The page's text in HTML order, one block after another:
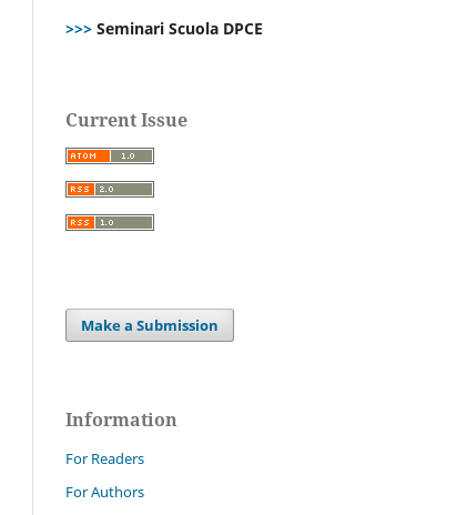
>>> Seminari Scuola DPCE
Current Issue
Make a Submission
Information
For Readers
For Authors